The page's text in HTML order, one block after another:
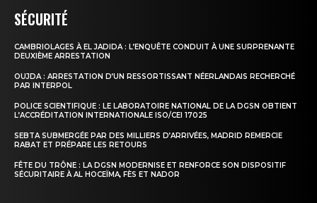
SÉCURITÉ
CAMBRIOLAGES À EL JADIDA : L’ENQUÊTE CONDUIT À UNE SURPRENANTE
DEUXIÈME ARRESTATION
OUJDA : ARRESTATION D’UN RESSORTISSANT NÉERLANDAIS RECHERCHÉ
PAR INTERPOL
POLICE SCIENTIFIQUE : LE LABORATOIRE NATIONAL DE LA DGSN OBTIENT
L’ACCRÉDITATION INTERNATIONALE ISO/CEI 17025
SEBTA SUBMERGÉE PAR DES MILLIERS D’ARRIVÉES, MADRID REMERCIE
RABAT ET PRÉPARE LES RETOURS
FÊTE DU TRÔNE : LA DGSN MODERNISE ET RENFORCE SON DISPOSITIF
SÉCURITAIRE À AL HOCEÏMA, FÈS ET NADOR